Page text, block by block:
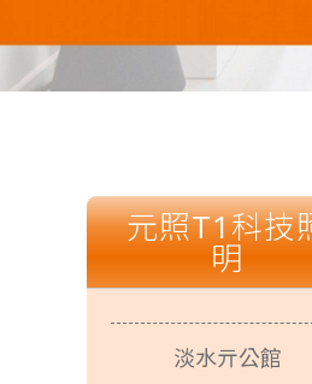
T1照
淡水亓公館